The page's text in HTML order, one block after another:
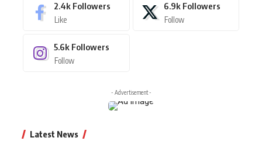
2.4k Followers
Like
6.9k Followers
Follow
5.6k Followers
Follow
- Advertisement -
Latest News